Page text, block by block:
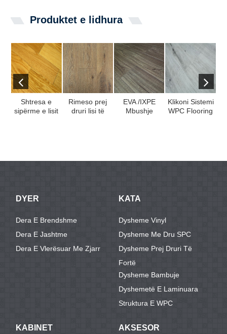
Produktet e lidhura
Shtresa e
sipërme e lisit
Rimeso prej
druri lisi të
EVA /IXPE
Mbushje
Klikoni Sistemi
WPC Flooring
DYER
Dera E Brendshme
Dera E Jashtme
Dera E Vlerësuar Me Zjarr
KATA
Dysheme Vinyl
Dysheme Me Dru SPC
Dysheme Prej Druri Të
Fortë
Dysheme Bambuje
Dyshemetë E Laminuara
Struktura E WPC
KABINET AKSESOR